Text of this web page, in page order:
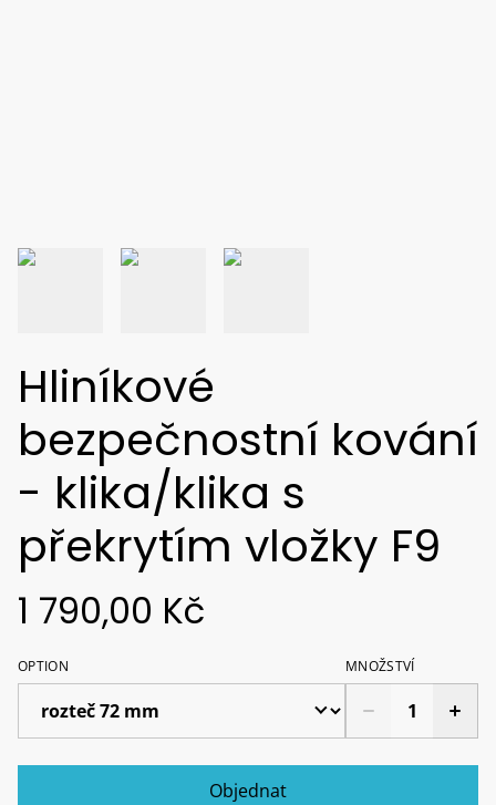
Hliníkové
bezpečnostní kování
- klika/klika s
překrytím vložky F9
1 790,00 Kč
OPTION MNOŽSTVÍ
Objednat